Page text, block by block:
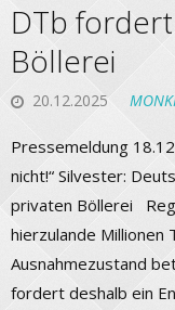
DTb
Böllerei
20.12.2025
Pressemeldung
nicht!“ Silvester:
privaten Böllerei
hierzulande Millionen
Ausnahmezustand
fordert deshalb ein